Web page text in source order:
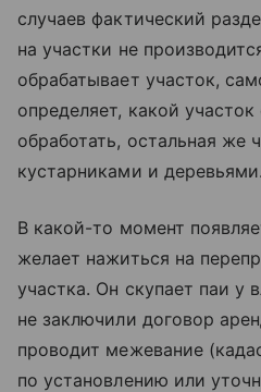
случаев фактический
на участки не
обрабатывает участок,
определяет, какой
обработать, остальная же
кустарниками и деревьями.
В какой-то момент
желает нажиться на
участка. Он скупает паи у
не заключили договор
проводит межевание
по установлению или